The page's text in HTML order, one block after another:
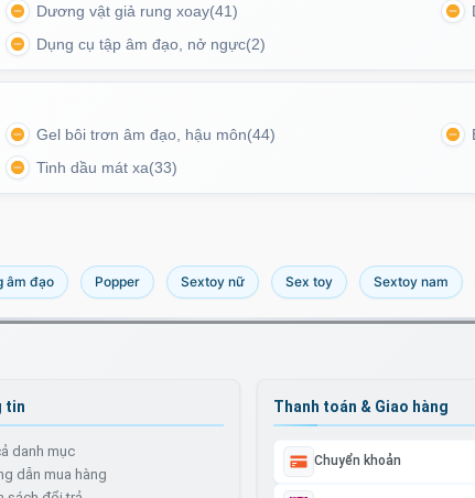
Ốp
Mã
Ốp
Ốp
giác mềm mại, chân thật và dễ dùng.
mặt phẳng như kính, gạch men, sàn nhà hoặc
tư thế khác nhau, tăng sự linh hoạt và chủ
Dương vật giả rung xoay(41)
Dụng cụ tập âm đạo, nở ngực(2)
Gel bôi trơn âm đạo, hậu môn(44)
Tinh dầu mát xa(33)
âm đạo Popper Sextoy nữ Sex toy Sextoy nam
tin
danh mục
dẫn mua hàng
Thanh toán & Giao hàng
Chuyển khoản